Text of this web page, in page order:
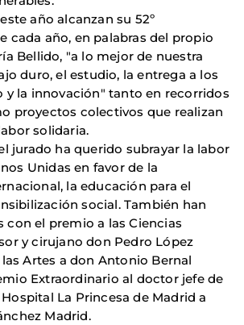
año alcanzan su 52º
cada año, en palabras del propio
Bellido, "a lo mejor de nuestra
duro, el estudio, la entrega a los
y la innovación" tanto en recorridos
proyectos colectivos que realizan
solidaria.
jurado ha querido subrayar la labor
Unidas en favor de la
la educación para el
social. También han
con el premio a las Ciencias
y cirujano don Pedro López
Artes a don Antonio Bernal
Extraordinario al doctor jefe de
La Princesa de Madrid a
Madrid.